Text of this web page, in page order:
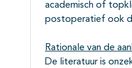
academisch of
postoperatief ook
Rationale van de
De literatuur is